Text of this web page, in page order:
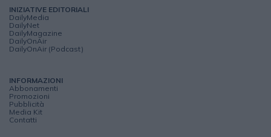
INIZIATIVE EDITORIALI
DailyMedia
DailyNet
DailyMagazine
DailyOnAir
DailyOnAir (Podcast)
INFORMAZIONI
Abbonamenti
Promozioni
Pubblicità
Media Kit
Contatti